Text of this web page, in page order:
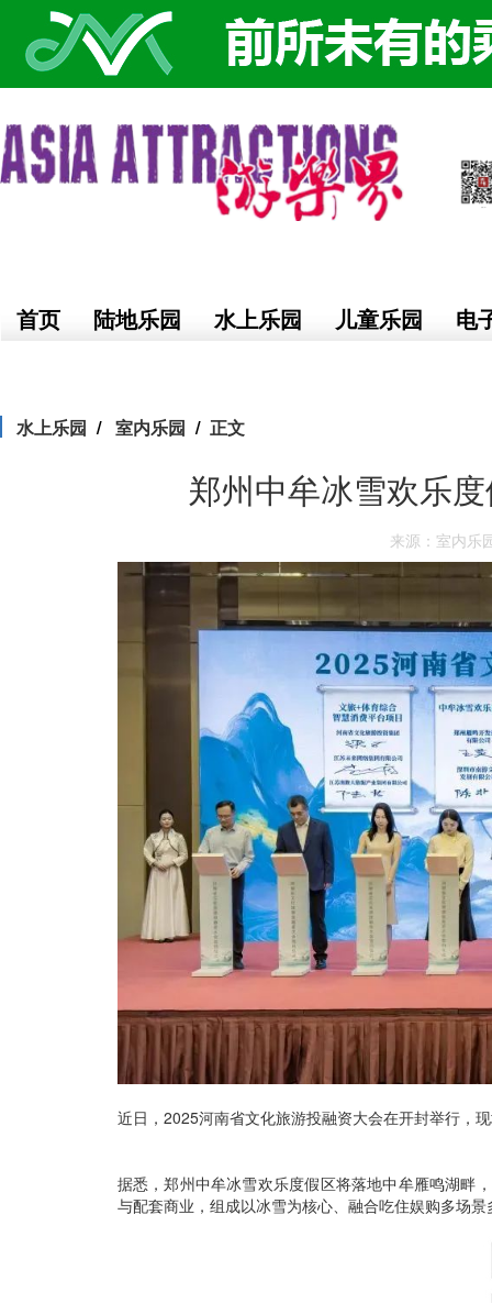
首页 陆地乐园 水上乐园 儿童乐园 电
水上乐园 室内乐园 正文
郑州中牟冰雪欢乐
来源：室内乐
近日，2025河南省文化旅游投融资大会在开封举行，
据悉，郑州中牟冰雪欢乐度假区将落地中牟雁鸣湖畔
与配套商业，组成以冰雪为核心、融合吃住娱购多场景